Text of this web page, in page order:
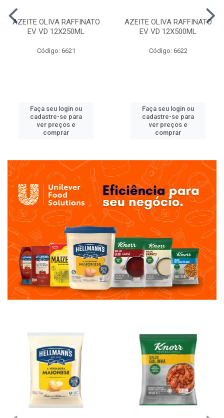
AZEITE OLIVA RAFFINATO
EV VD 12X250ML
Código: 6621
Faça seu login ou
cadastre-se para
ver preços e
comprar
AZEITE OLIVA RAFFINATO
EV VD 12X500ML
Código: 6622
Faça seu login ou
cadastre-se para
ver preços e
comprar